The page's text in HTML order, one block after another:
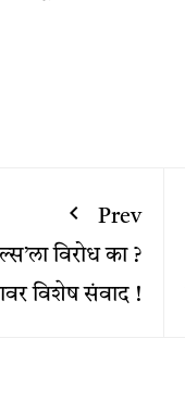
Prev
विरोध का ?
विशेष संवाद !